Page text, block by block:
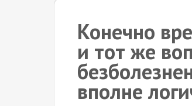
Конечно
и тот же
вполне